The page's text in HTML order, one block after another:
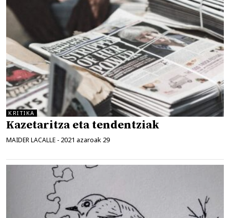
KRITIKA
Kazetaritza eta tendentziak
MAIDER LACALLE - 2021 azaroak 29